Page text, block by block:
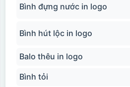
Bình đựng nước in logo
Bình hút lộc in logo
Balo thêu in logo
Bình tỏi